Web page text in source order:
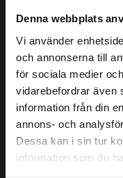
Denna webbplats
Vi använder
och annonserna till
för sociala medier
vidarebefordrar även
information från din
annons- och
Dessa kan i sin tur
information som du
udda och
Youssou
Bitim Rew
När Reidar
Maja befinner
och dansa på
köpte albumet